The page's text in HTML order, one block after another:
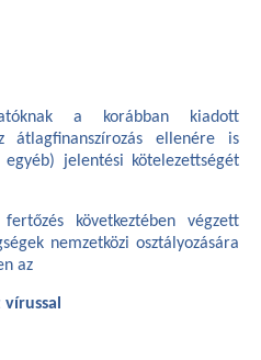
a korábban kiadott
átlagfinanszírozás ellenére is
jelentési kötelezettségét
következtében végzett
nemzetközi osztályozására
az